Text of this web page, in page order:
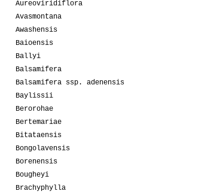
Aureoviridiflora
Avasmontana
Awashensis
Baioensis
Ballyi
Balsamifera
Balsamifera ssp. adenensis
Baylissii
Berorohae
Bertemariae
Bitataensis
Bongolavensis
Borenensis
Bougheyi
Brachyphylla